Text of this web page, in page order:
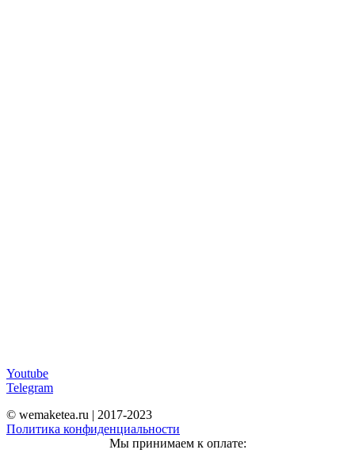
Youtube
Telegram
© wemaketea.ru | 2017-2023
Политика конфиденциальности
Мы принимаем к оплате: